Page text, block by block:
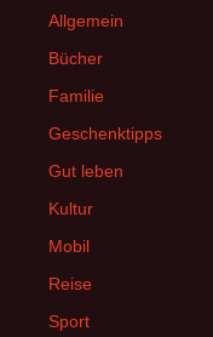
Allgemein
Bücher
Familie
Geschenktipps
Gut leben
Kultur
Mobil
Reise
Sport